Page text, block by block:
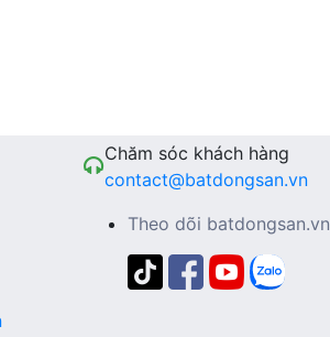
Chăm sóc khách hàng
contact@batdongsan.vn
Theo dõi batdongsan.vn